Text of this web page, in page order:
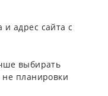
адрес сайта с
выбирать
планировки